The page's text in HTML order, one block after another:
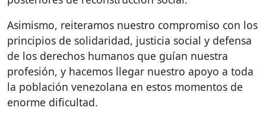
Asimismo, reiteramos nuestro compromiso con los
principios de solidaridad, justicia social y defensa
de los derechos humanos que guían nuestra
profesión, y hacemos llegar nuestro apoyo a toda
la población venezolana en estos momentos de
enorme dificultad.